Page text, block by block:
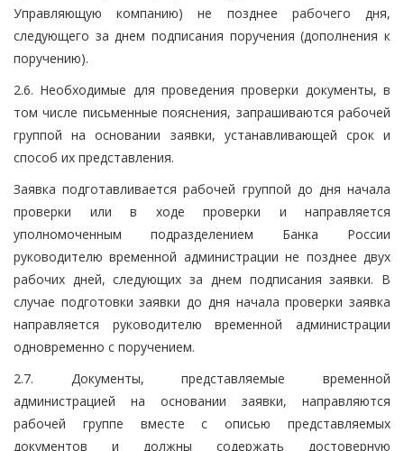
Управляющую компанию) не позднее рабочего дня,
следующего за днем подписания поручения (дополнения к
поручению).
2.6. Необходимые для проведения проверки документы, в
том числе письменные пояснения, запрашиваются рабочей
группой на основании заявки, устанавливающей срок и
способ их представления.
Заявка подготавливается рабочей группой до дня начала
проверки или в ходе проверки и направляется
уполномоченным подразделением Банка России
руководителю временной администрации не позднее двух
рабочих дней, следующих за днем подписания заявки. В
случае подготовки заявки до дня начала проверки заявка
направляется руководителю временной администрации
одновременно с поручением.
2.7. Документы, представляемые временной
администрацией на основании заявки, направляются
рабочей группе вместе с описью представляемых
документов и должны содержать достоверную